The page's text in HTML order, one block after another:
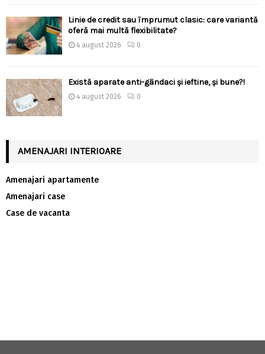
Linie de credit sau împrumut clasic: care variantă
oferă mai multă flexibilitate?
4 august 2026 0
Există aparate anti-gândaci și ieftine, și bune?!
4 august 2026 0
AMENAJARI INTERIOARE
Amenajari apartamente
Amenajari case
Case de vacanta